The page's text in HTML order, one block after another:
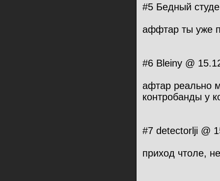
#5 Бедный
аффтар ты уже
#6 Bleiny @
афтар реально
контробанды у
#7 detectorlji @
приход чтоле,